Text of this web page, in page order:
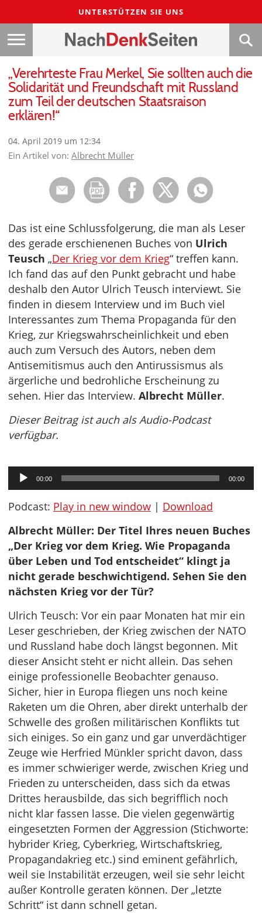
UNTERSTÜTZEN SIE UNS
„Verehrteste Frau Merkel, Sie sollten auch die
Solidarität und Freundschaft mit Russland
zum Teil der deutschen Staatsraison
erklären!“
04. April 2019 um 12:34
Ein Artikel von: Albrecht Müller
Das ist eine Schlussfolgerung, die man als Leser
des gerade erschienenen Buches von Ulrich
Teusch „Der Krieg vor dem Krieg“ treffen kann.
Ich fand das auf den Punkt gebracht und habe
deshalb den Autor Ulrich Teusch interviewt. Sie
finden in diesem Interview und im Buch viel
Interessantes zum Thema Propaganda für den
Krieg, zur Kriegswahrscheinlichkeit und eben
auch zum Versuch des Autors, neben dem
Antisemitismus auch den Antirussismus als
ärgerliche und bedrohliche Erscheinung zu
sehen. Hier das Interview. Albrecht Müller.
Dieser Beitrag ist auch als Audio-Podcast
verfügbar.
Audio-
Player
00:00 00:00
Podcast: Play in new window | Download
Albrecht Müller: Der Titel Ihres neuen Buches
„Der Krieg vor dem Krieg. Wie Propaganda
über Leben und Tod entscheidet“ klingt ja
nicht gerade beschwichtigend. Sehen Sie den
nächsten Krieg vor der Tür?
Ulrich Teusch: Vor ein paar Monaten hat mir ein
Leser geschrieben, der Krieg zwischen der NATO
und Russland habe doch längst begonnen. Mit
dieser Ansicht steht er nicht allein. Das sehen
einige professionelle Beobachter genauso.
Sicher, hier in Europa fliegen uns noch keine
Raketen um die Ohren, aber direkt unterhalb der
Schwelle des großen militärischen Konflikts tut
sich einiges. So ein ganz und gar unverdächtiger
Zeuge wie Herfried Münkler spricht davon, dass
es immer schwieriger werde, zwischen Krieg und
Frieden zu unterscheiden, dass sich da etwas
Drittes herausbilde, das sich begrifflich noch
nicht klar fassen lasse. Die vielen gegenwärtig
eingesetzten Formen der Aggression (Stichworte:
hybrider Krieg, Cyberkrieg, Wirtschaftskrieg,
Propagandakrieg etc.) sind eminent gefährlich,
weil sie Instabilität erzeugen, weil sie sehr leicht
außer Kontrolle geraten können. Der „letzte
Schritt“ ist dann schnell getan.